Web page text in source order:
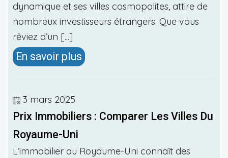
dynamique et ses villes cosmopolites, attire de
nombreux investisseurs étrangers. Que vous
rêviez d’un [...]
En savoir plus
3 mars 2025
Prix Immobiliers : Comparer Les Villes Du
Royaume-Uni
L’immobilier au Royaume-Uni connaît des